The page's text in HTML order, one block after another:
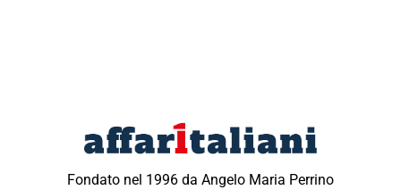
Fondato nel 1996 da Angelo Maria Perrino